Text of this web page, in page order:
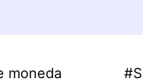
moneda